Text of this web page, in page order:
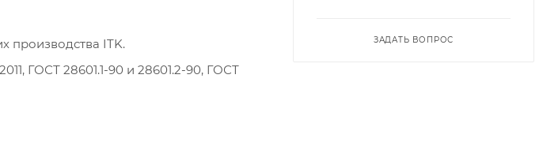
производства ITK.
ГОСТ 28601.1-90 и 28601.2-90, ГОСТ
ЗАДАТЬ ВОПРОС